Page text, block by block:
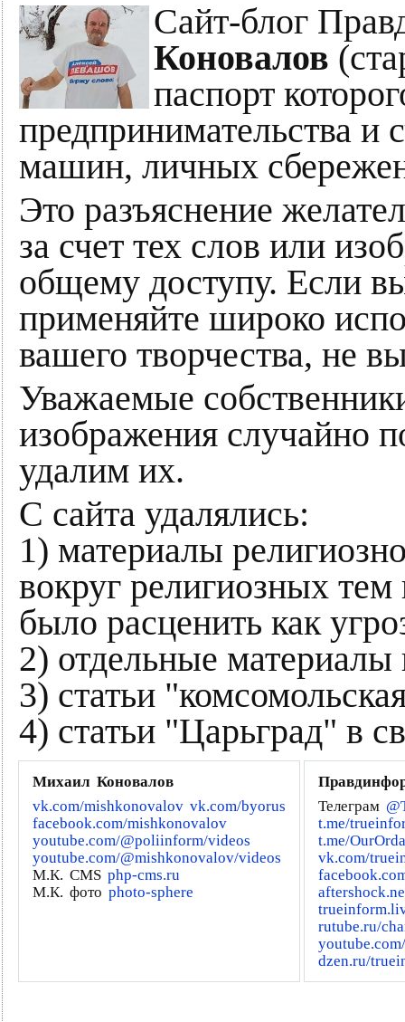
Сайт-блог
Коновалов
паспорт
предпринимательства и
машин, личных
Это разъяснение
за счет тех слов или
общему доступу. Если
применяйте широко
вашего творчества, не
Уважаемые
изображения случайно
удалим их.
С сайта удалялись:
1) материалы
вокруг религиозных
было расценить как
2) отдельные материалы
3) статьи
4) статьи "Царьград" в
Михаил Коновалов
vk.com/mishkonovalov vk.com/byorus
facebook.com/mishkonovalov
youtube.com/@poliinform/videos
youtube.com/@mishkonovalov/videos
М.К. CMS php-cms.ru
М.К. фото photo-sphere
Телеграм
t.me/
t.me/OurOrda
vk.com/
rutube.ru/
dzen.ru/